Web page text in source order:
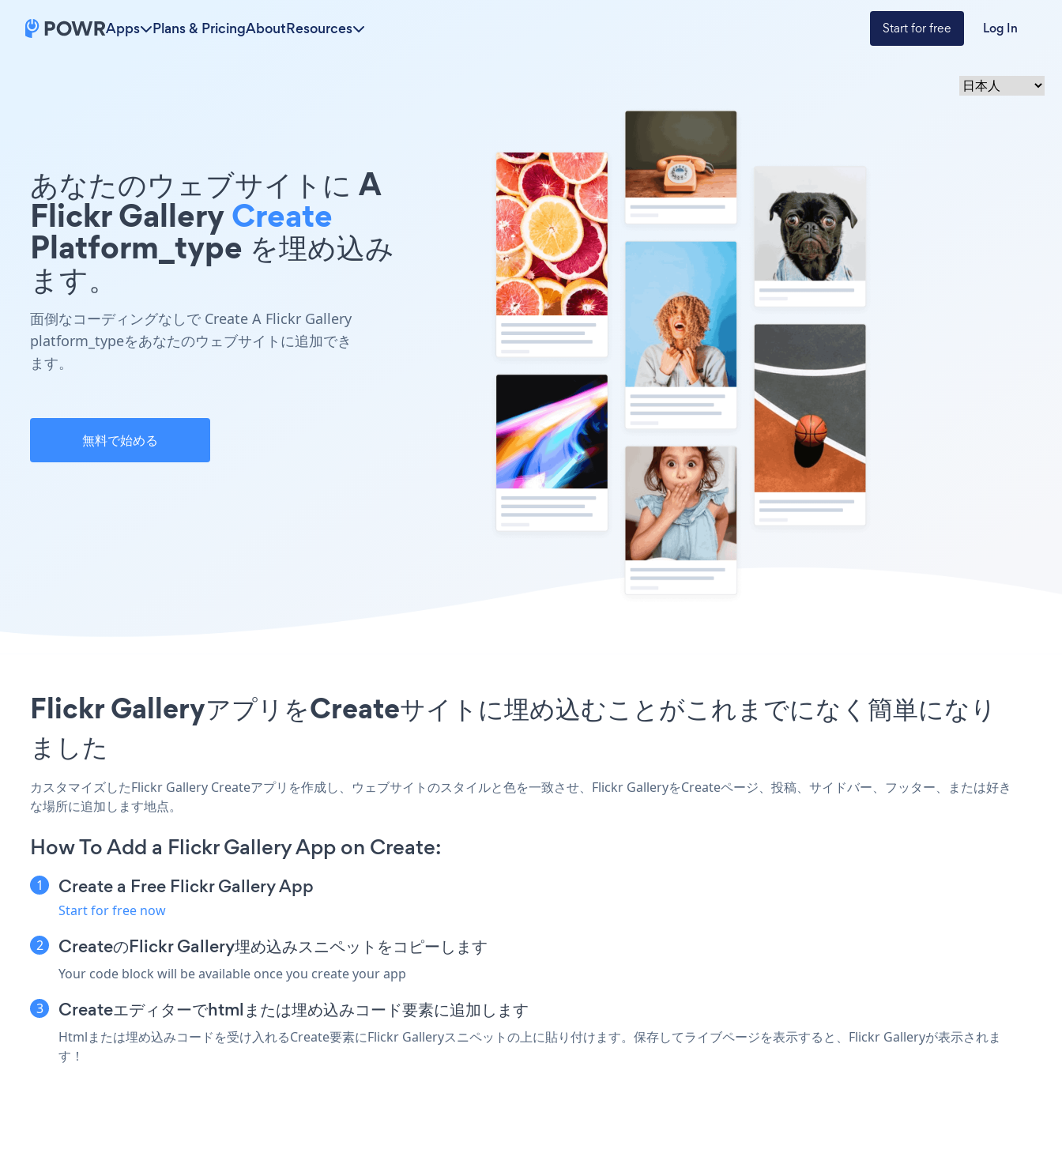
Apps Plans & PricingAboutResources Start for free Log In
あなたのウェブサイトに A
Flickr GalleryCreate
Platform_type を埋め込み
ます。
面倒なコーディングなしで Create A Flickr Gallery
platform_typeをあなたのウェブサイトに追加でき
ます。
無料で始める
Flickr GalleryアプリをCreateサイトに埋め込むことがこれまでになく簡単になり
ました
カスタマイズしたFlickr Gallery Createアプリを作成し、ウェブサイトのスタイルと色を一致させ、Flickr GalleryをCreateページ、投稿、サイドバー、フッター、または好き
な場所に追加します地点。
How To Add a Flickr Gallery App on Create:
Create a Free Flickr Gallery App
Start for free now
CreateのFlickr Gallery埋め込みスニペットをコピーします
Your code block will be available once you create your app
Createエディターでhtmlまたは埋め込みコード要素に追加します
Htmlまたは埋め込みコードを受け入れるCreate要素にFlickr Galleryスニペットの上に貼り付けます。保存してライブページを表示すると、Flickr Galleryが表示されま
す！